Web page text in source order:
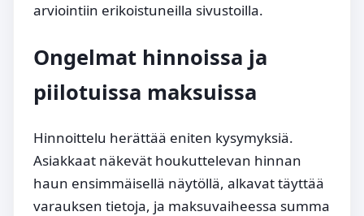
arviointiin erikoistuneilla sivustoilla.
Ongelmat hinnoissa ja
piilotuissa maksuissa
Hinnoittelu herättää eniten kysymyksiä.
Asiakkaat näkevät houkuttelevan hinnan
haun ensimmäisellä näytöllä, alkavat täyttää
varauksen tietoja, ja maksuvaiheessa summa